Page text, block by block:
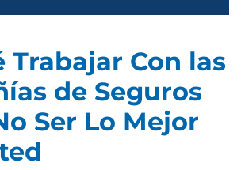
Trabajar Con las
de Seguros
Ser Lo Mejor